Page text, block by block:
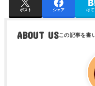
ポスト シェア はて
ABOUT US